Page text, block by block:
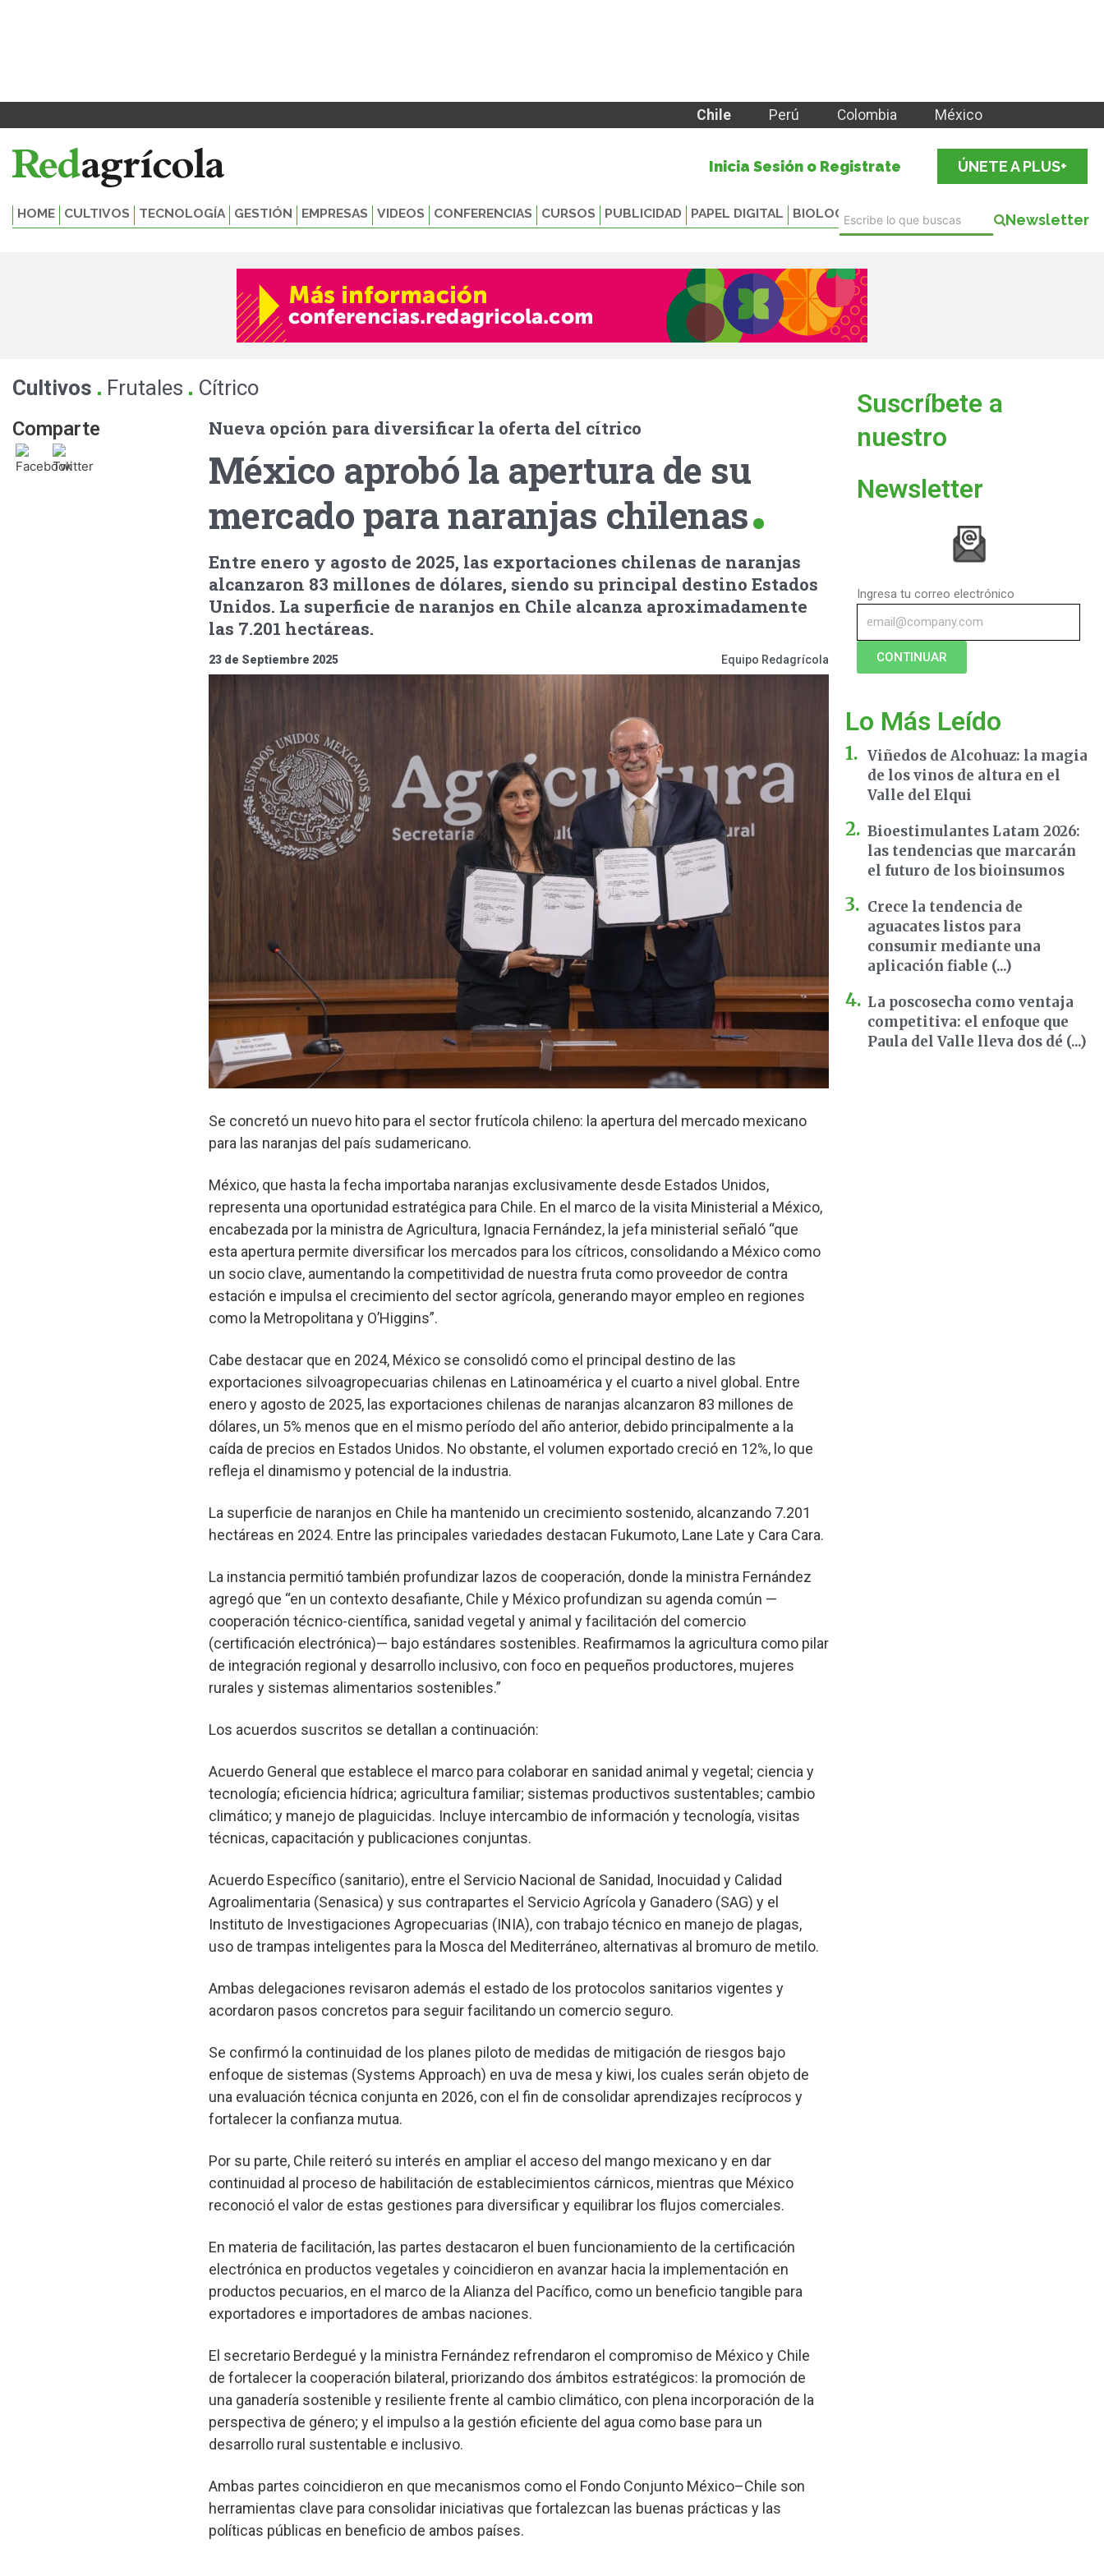
Chile Perú Colombia México
Inicia Sesión o Registrate ÚNETE A PLUS+
HOME CULTIVOS TECNOLOGÍA GESTIÓN EMPRESAS VIDEOS CONFERENCIAS CURSOS PUBLICIDAD PAPEL DIGITAL BIOLOGICALS Newsletter
Cultivos . Frutales . Cítrico
Comparte Nueva opción para diversificar la oferta del cítrico
México aprobó la apertura de su
mercado para naranjas chilenas
Entre enero y agosto de 2025, las exportaciones chilenas de naranjas
alcanzaron 83 millones de dólares, siendo su principal destino Estados
Unidos. La superficie de naranjos en Chile alcanza aproximadamente
las 7.201 hectáreas.
23 de Septiembre 2025 Equipo Redagrícola
Se concretó un nuevo hito para el sector frutícola chileno: la apertura del mercado mexicano
para las naranjas del país sudamericano.
México, que hasta la fecha importaba naranjas exclusivamente desde Estados Unidos,
representa una oportunidad estratégica para Chile. En el marco de la visita Ministerial a México,
encabezada por la ministra de Agricultura, Ignacia Fernández, la jefa ministerial señaló “que
esta apertura permite diversificar los mercados para los cítricos, consolidando a México como
un socio clave, aumentando la competitividad de nuestra fruta como proveedor de contra
estación e impulsa el crecimiento del sector agrícola, generando mayor empleo en regiones
como la Metropolitana y O’Higgins”.
Cabe destacar que en 2024, México se consolidó como el principal destino de las
exportaciones silvoagropecuarias chilenas en Latinoamérica y el cuarto a nivel global. Entre
enero y agosto de 2025, las exportaciones chilenas de naranjas alcanzaron 83 millones de
dólares, un 5% menos que en el mismo período del año anterior, debido principalmente a la
caída de precios en Estados Unidos. No obstante, el volumen exportado creció en 12%, lo que
refleja el dinamismo y potencial de la industria.
La superficie de naranjos en Chile ha mantenido un crecimiento sostenido, alcanzando 7.201
hectáreas en 2024. Entre las principales variedades destacan Fukumoto, Lane Late y Cara Cara.
La instancia permitió también profundizar lazos de cooperación, donde la ministra Fernández
agregó que “en un contexto desafiante, Chile y México profundizan su agenda común —
cooperación técnico-científica, sanidad vegetal y animal y facilitación del comercio
(certificación electrónica)— bajo estándares sostenibles. Reafirmamos la agricultura como pilar
de integración regional y desarrollo inclusivo, con foco en pequeños productores, mujeres
rurales y sistemas alimentarios sostenibles.”
Los acuerdos suscritos se detallan a continuación:
Acuerdo General que establece el marco para colaborar en sanidad animal y vegetal; ciencia y
tecnología; eficiencia hídrica; agricultura familiar; sistemas productivos sustentables; cambio
climático; y manejo de plaguicidas. Incluye intercambio de información y tecnología, visitas
técnicas, capacitación y publicaciones conjuntas.
Acuerdo Específico (sanitario), entre el Servicio Nacional de Sanidad, Inocuidad y Calidad
Agroalimentaria (Senasica) y sus contrapartes el Servicio Agrícola y Ganadero (SAG) y el
Instituto de Investigaciones Agropecuarias (INIA), con trabajo técnico en manejo de plagas,
uso de trampas inteligentes para la Mosca del Mediterráneo, alternativas al bromuro de metilo.
Ambas delegaciones revisaron además el estado de los protocolos sanitarios vigentes y
acordaron pasos concretos para seguir facilitando un comercio seguro.
Se confirmó la continuidad de los planes piloto de medidas de mitigación de riesgos bajo
enfoque de sistemas (Systems Approach) en uva de mesa y kiwi, los cuales serán objeto de
una evaluación técnica conjunta en 2026, con el fin de consolidar aprendizajes recíprocos y
fortalecer la confianza mutua.
Por su parte, Chile reiteró su interés en ampliar el acceso del mango mexicano y en dar
continuidad al proceso de habilitación de establecimientos cárnicos, mientras que México
reconoció el valor de estas gestiones para diversificar y equilibrar los flujos comerciales.
En materia de facilitación, las partes destacaron el buen funcionamiento de la certificación
electrónica en productos vegetales y coincidieron en avanzar hacia la implementación en
productos pecuarios, en el marco de la Alianza del Pacífico, como un beneficio tangible para
exportadores e importadores de ambas naciones.
El secretario Berdegué y la ministra Fernández refrendaron el compromiso de México y Chile
de fortalecer la cooperación bilateral, priorizando dos ámbitos estratégicos: la promoción de
una ganadería sostenible y resiliente frente al cambio climático, con plena incorporación de la
perspectiva de género; y el impulso a la gestión eficiente del agua como base para un
desarrollo rural sustentable e inclusivo.
Ambas partes coincidieron en que mecanismos como el Fondo Conjunto México–Chile son
herramientas clave para consolidar iniciativas que fortalezcan las buenas prácticas y las
políticas públicas en beneficio de ambos países.
Suscríbete a
nuestro
Newsletter
Ingresa tu correo electrónico
CONTINUAR
Lo Más Leído
Viñedos de Alcohuaz: la magia
de los vinos de altura en el
Valle del Elqui
Bioestimulantes Latam 2026:
las tendencias que marcarán
el futuro de los bioinsumos
Crece la tendencia de
aguacates listos para
consumir mediante una
aplicación fiable (...)
La poscosecha como ventaja
competitiva: el enfoque que
Paula del Valle lleva dos dé (...)